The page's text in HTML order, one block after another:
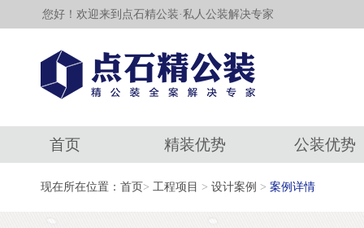
您好！欢迎来到点石精公装·私人公装解决专家
首页 精装优势 公装优势
现在所在位置：首页> 工程项目 > 设计案例 > 案例详情